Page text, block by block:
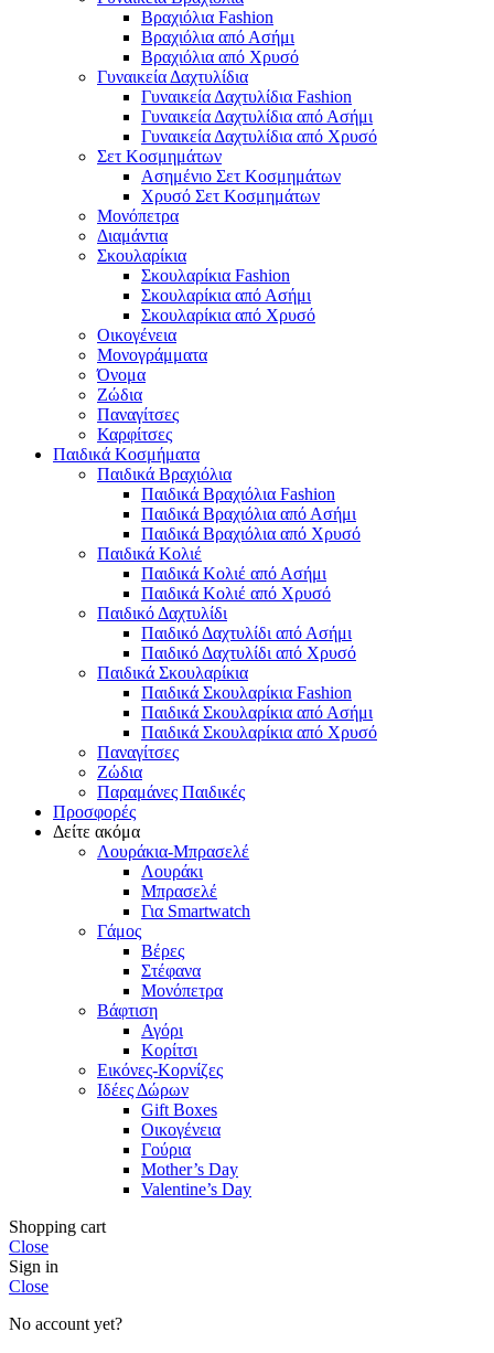
Βραχιόλια Fashion
Βραχιόλια από Ασήμι
Βραχιόλια από Χρυσό
Γυναικεία Δαχτυλίδια
Γυναικεία Δαχτυλίδια Fashion
Γυναικεία Δαχτυλίδια από Ασήμι
Γυναικεία Δαχτυλίδια από Χρυσό
Σετ Κοσμημάτων
Ασημένιο Σετ Κοσμημάτων
Χρυσό Σετ Κοσμημάτων
Μονόπετρα
Διαμάντια
Σκουλαρίκια
Σκουλαρίκια Fashion
Σκουλαρίκια από Ασήμι
Σκουλαρίκια από Χρυσό
Οικογένεια
Μονογράμματα
Όνομα
Ζώδια
Παναγίτσες
Καρφίτσες
Παιδικά Κοσμήματα
Παιδικά Βραχιόλια
Παιδικά Βραχιόλια Fashion
Παιδικά Βραχιόλια από Ασήμι
Παιδικά Βραχιόλια από Χρυσό
Παιδικά Κολιέ
Παιδικά Κολιέ από Ασήμι
Παιδικά Κολιέ από Χρυσό
Παιδικό Δαχτυλίδι
Παιδικό Δαχτυλίδι από Ασήμι
Παιδικό Δαχτυλίδι από Χρυσό
Παιδικά Σκουλαρίκια
Παιδικά Σκουλαρίκια Fashion
Παιδικά Σκουλαρίκια από Ασήμι
Παιδικά Σκουλαρίκια από Χρυσό
Παναγίτσες
Ζώδια
Παραμάνες Παιδικές
Προσφορές
Δείτε ακόμα
Λουράκια-Μπρασελέ
Λουράκι
Μπρασελέ
Για Smartwatch
Γάμος
Βέρες
Στέφανα
Μονόπετρα
Βάφτιση
Αγόρι
Κορίτσι
Εικόνες-Κορνίζες
Ιδέες Δώρων
Gift Boxes
Οικογένεια
Γούρια
Mother’s Day
Valentine’s Day
Shopping cart
Close
Sign in
Close
No account yet?